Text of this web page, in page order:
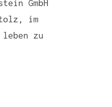
GmbH
im
leben zu